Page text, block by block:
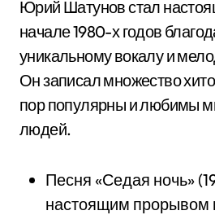
Юрий Шатунов стал
начале 1980-х годов
уникальному вокалу и
Он записал множество
пор популярны и любимы
людей.
Песня «Седая ночь»
настоящим прорывом